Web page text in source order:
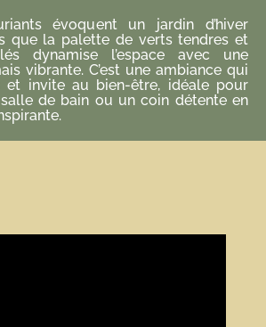
évoquent un jardin d’hiver
que la palette de verts tendres et
dynamise l’espace avec une
vibrante. C’est une ambiance qui
et invite au bien-être, idéale pour
de bain ou un coin détente en